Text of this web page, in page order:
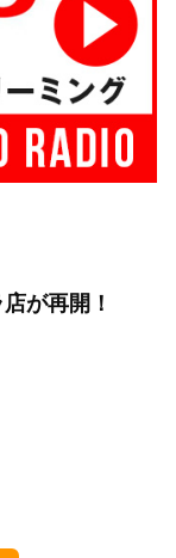
が再開！